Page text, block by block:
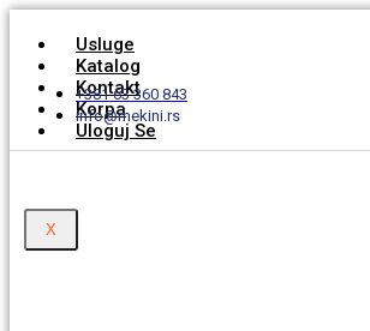
Usluge
Katalog
Kontakt
Korpa
Uloguj Se
X
+381 63 360 843
info@mekini.rs